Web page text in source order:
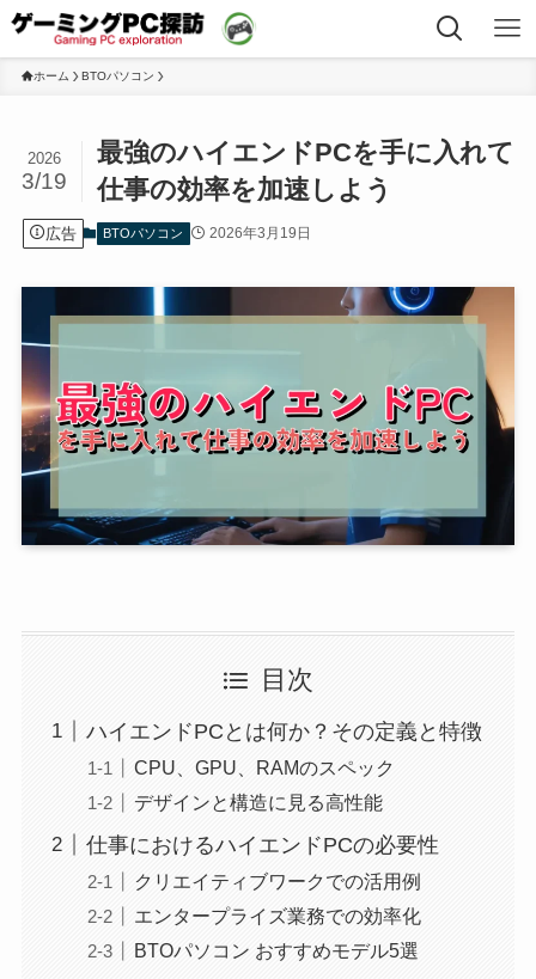
ホーム BTOパソコン
最強のハイエンドPCを手に入れて
仕事の効率を加速しよう
2026
3/19
広告 BTOパソコン 2026年3月19日
目次
ハイエンドPCとは何か？その定義と特徴
CPU、GPU、RAMのスペック
デザインと構造に見る高性能
仕事におけるハイエンドPCの必要性
クリエイティブワークでの活用例
エンタープライズ業務での効率化
BTOパソコン おすすめモデル5選